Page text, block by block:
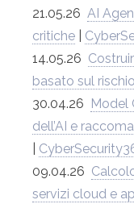
21.05.26 AI
critiche
14.05.26
basato sul
30.04.26
Model
dell’AI e
09.04.26
servizi cloud e